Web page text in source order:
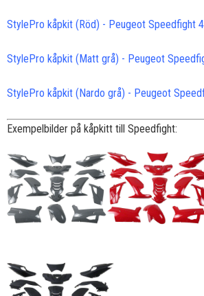
StylePro kåpkit (Röd) - Peugeot Speedfight 4
StylePro kåpkit (Matt grå) - Peugeot
StylePro kåpkit (Nardo grå) - Peugeot
Exempelbilder på kåpkitt till Speedfight: